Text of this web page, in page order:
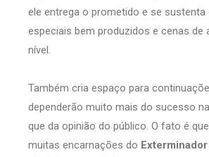
ele entrega o prometido e se
especiais bem produzidos e cenas de
nível.
Também cria espaço para
dependerão muito mais do sucesso
que da opinião do público. O fato é
muitas encarnações do Exterminador